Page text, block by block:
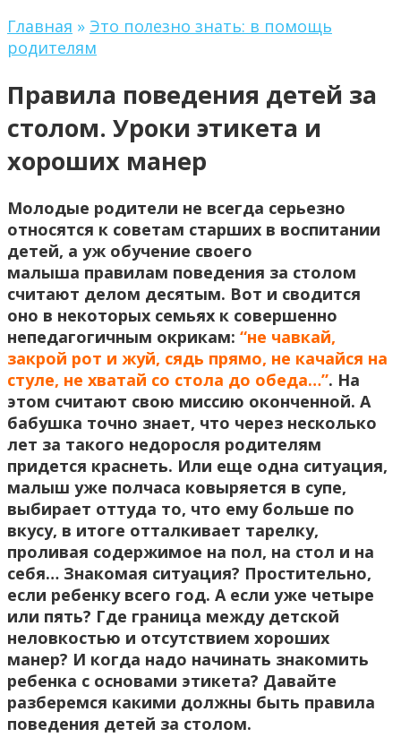
Главная » Это полезно знать: в помощь
родителям
Правила поведения детей за
столом. Уроки этикета и
хороших манер
Молодые родители не всегда серьезно
относятся к советам старших в воспитании
детей, а уж обучение своего
малыша правилам поведения за столом
считают делом десятым. Вот и сводится
оно в некоторых семьях к совершенно
непедагогичным окрикам: “не чавкай,
закрой рот и жуй, сядь прямо, не качайся на
стуле, не хватай со стола до обеда…”. На
этом считают свою миссию оконченной. А
бабушка точно знает, что через несколько
лет за такого недоросля родителям
придется краснеть. Или еще одна ситуация,
малыш уже полчаса ковыряется в супе,
выбирает оттуда то, что ему больше по
вкусу, в итоге отталкивает тарелку,
проливая содержимое на пол, на стол и на
себя… Знакомая ситуация? Простительно,
если ребенку всего год. А если уже четыре
или пять? Где граница между детской
неловкостью и отсутствием хороших
манер? И когда надо начинать знакомить
ребенка с основами этикета? Давайте
разберемся какими должны быть правила
поведения детей за столом.